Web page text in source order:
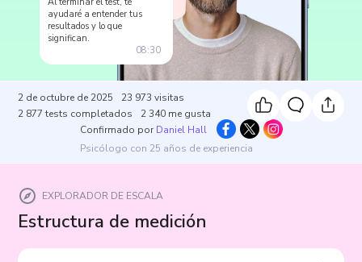
ayudaré a entender tus
resultados y lo que
significan.
08:30
2 de octubre de 2025 23 973 visitas
2 877 tests completados 2 340 me gusta
Confirmado por Daniel Hall
Psicólogo con 25 años de experiencia
EXPLORADOR DE ESCALA
Estructura de medición